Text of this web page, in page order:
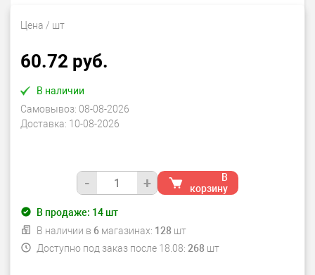
Цена / шт
60.72 руб.
В наличии
Самовывоз: 08-08-2026
Доставка: 10-08-2026
- +
В
корзину
В продаже: 14шт
В наличии в 6 магазинах: 128 шт
Доступно под заказ после 18.08: 268 шт